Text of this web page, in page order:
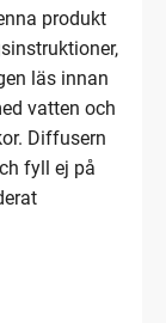
produkt
läs innan
vatten och
Diffusern
fyll ej på